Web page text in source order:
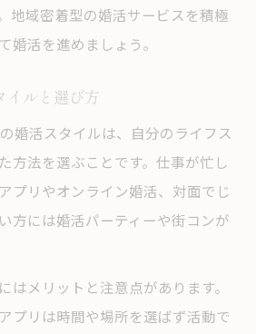
地域密着型の婚活サービスを積極
婚活を進めましょう。
イルと選び方
婚活スタイルは、自分のライフス
方法を選ぶことです。仕事が忙し
プリやオンライン婚活、対面でじ
方には婚活パーティーや街コンが
はメリットと注意点があります。
プリは時間や場所を選ばず活動で